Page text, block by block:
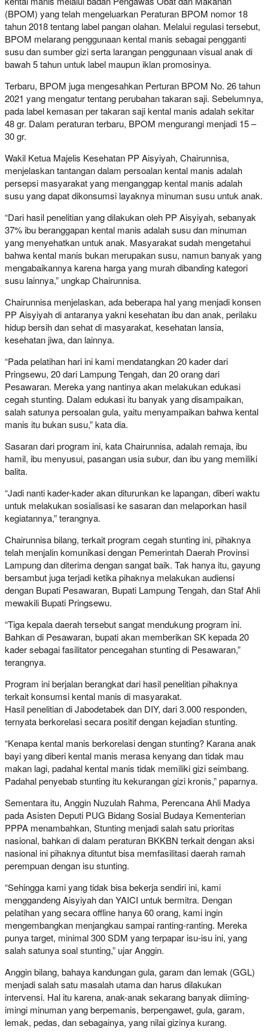
(BPOM) yang telah mengeluarkan Peraturan BPOM nomor 18
tahun 2018 tentang label pangan olahan. Melalui regulasi tersebut,
BPOM melarang penggunaan kental manis sebagai pengganti
susu dan sumber gizi serta larangan penggunaan visual anak di
bawah 5 tahun untuk label maupun iklan promosinya.
Terbaru, BPOM juga mengesahkan Perturan BPOM No. 26 tahun
2021 yang mengatur tentang perubahan takaran saji. Sebelumnya,
pada label kemasan per takaran saji kental manis adalah sekitar
48 gr. Dalam peraturan terbaru, BPOM mengurangi menjadi 15 –
30 gr.
Wakil Ketua Majelis Kesehatan PP Aisyiyah, Chairunnisa,
menjelaskan tantangan dalam persoalan kental manis adalah
persepsi masyarakat yang menganggap kental manis adalah
susu yang dapat dikonsumsi layaknya minuman susu untuk anak.
“Dari hasil penelitian yang dilakukan oleh PP Aisyiyah, sebanyak
37% ibu beranggapan kental manis adalah susu dan minuman
yang menyehatkan untuk anak. Masyarakat sudah mengetahui
bahwa kental manis bukan merupakan susu, namun banyak yang
mengabaikannya karena harga yang murah dibanding kategori
susu lainnya,” ungkap Chairunnisa.
Chairunnisa menjelaskan, ada beberapa hal yang menjadi konsen
PP Aisyiyah di antaranya yakni kesehatan ibu dan anak, perilaku
hidup bersih dan sehat di masyarakat, kesehatan lansia,
kesehatan jiwa, dan lainnya.
“Pada pelatihan hari ini kami mendatangkan 20 kader dari
Pringsewu, 20 dari Lampung Tengah, dan 20 orang dari
Pesawaran. Mereka yang nantinya akan melakukan edukasi
cegah stunting. Dalam edukasi itu banyak yang disampaikan,
salah satunya persoalan gula, yaitu menyampaikan bahwa kental
manis itu bukan susu,” kata dia.
Sasaran dari program ini, kata Chairunnisa, adalah remaja, ibu
hamil, ibu menyusui, pasangan usia subur, dan ibu yang memiliki
balita.
“Jadi nanti kader-kader akan diturunkan ke lapangan, diberi waktu
untuk melakukan sosialisasi ke sasaran dan melaporkan hasil
kegiatannya,” terangnya.
Chairunnisa bilang, terkait program cegah stunting ini, pihaknya
telah menjalin komunikasi dengan Pemerintah Daerah Provinsi
Lampung dan diterima dengan sangat baik. Tak hanya itu, gayung
bersambut juga terjadi ketika pihaknya melakukan audiensi
dengan Bupati Pesawaran, Bupati Lampung Tengah, dan Staf Ahli
mewakili Bupati Pringsewu.
“Tiga kepala daerah tersebut sangat mendukung program ini.
Bahkan di Pesawaran, bupati akan memberikan SK kepada 20
kader sebagai fasilitator pencegahan stunting di Pesawaran,”
terangnya.
Program ini berjalan berangkat dari hasil penelitian pihaknya
terkait konsumsi kental manis di masyarakat.
Hasil penelitian di Jabodetabek dan DIY, dari 3.000 responden,
ternyata berkorelasi secara positif dengan kejadian stunting.
“Kenapa kental manis berkorelasi dengan stunting? Karana anak
bayi yang diberi kental manis merasa kenyang dan tidak mau
makan lagi, padahal kental manis tidak memiliki gizi seimbang.
Padahal penyebab stunting itu kekurangan gizi kronis,” paparnya.
Sementara itu, Anggin Nuzulah Rahma, Perencana Ahli Madya
pada Asisten Deputi PUG Bidang Sosial Budaya Kementerian
PPPA menambahkan, Stunting menjadi salah satu prioritas
nasional, bahkan di dalam peraturan BKKBN terkait dengan aksi
nasional ini pihaknya dituntut bisa memfasilitasi daerah ramah
perempuan dengan isu stunting.
“Sehingga kami yang tidak bisa bekerja sendiri ini, kami
menggandeng Aisyiyah dan YAICI untuk bermitra. Dengan
pelatihan yang secara offline hanya 60 orang, kami ingin
mengembangkan menjangkau sampai ranting-ranting. Mereka
punya target, minimal 300 SDM yang terpapar isu-isu ini, yang
salah satunya soal stunting,” ujar Anggin.
Anggin bilang, bahaya kandungan gula, garam dan lemak (GGL)
menjadi salah satu masalah utama dan harus dilakukan
intervensi. Hal itu karena, anak-anak sekarang banyak diiming-
imingi minuman yang berpemanis, berpengawet, gula, garam,
lemak, pedas, dan sebagainya, yang nilai gizinya kurang.